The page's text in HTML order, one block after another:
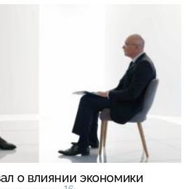
о влиянии экономики